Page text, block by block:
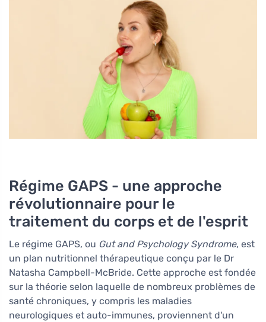
Régime GAPS - une approche
révolutionnaire pour le
traitement du corps et de l'esprit
Le régime GAPS, ou Gut and Psychology Syndrome, est
un plan nutritionnel thérapeutique conçu par le Dr
Natasha Campbell-McBride. Cette approche est fondée
sur la théorie selon laquelle de nombreux problèmes de
santé chroniques, y compris les maladies
neurologiques et auto-immunes, proviennent d'un